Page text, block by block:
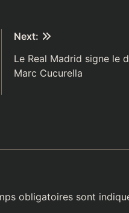
pour
Next:
Le Real Madrid signe le
Marc Cucurella
obligatoires sont